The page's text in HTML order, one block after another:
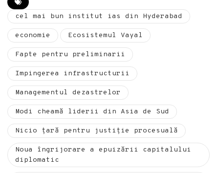
cel mai bun institut ias din Hyderabad
economie Ecosistemul Vayal
Fapte pentru preliminarii
Impingerea infrastructurii
Managementul dezastrelor
Modi cheamă liderii din Asia de Sud
Nicio țară pentru justiție procesuală
Noua îngrijorare a epuizării capitalului
diplomatic